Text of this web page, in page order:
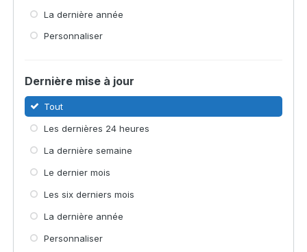
La dernière année
Personnaliser
Dernière mise à jour
Tout
Les dernières 24 heures
La dernière semaine
Le dernier mois
Les six derniers mois
La dernière année
Personnaliser